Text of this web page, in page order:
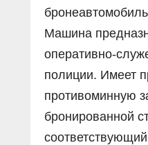
Машина
оперативно-
полиции. Имеет
противоминную
бронированной